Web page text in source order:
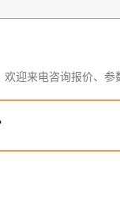
迎来电咨询报价、参